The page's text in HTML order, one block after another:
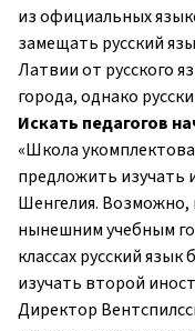
из официальных
замещать русский
Латвии от русского
города, однако
Искать педагогов
«Школа
предложить изучать
Шенгелия. Возможно,
нынешним учебным
классах русский
изучать второй
Директор